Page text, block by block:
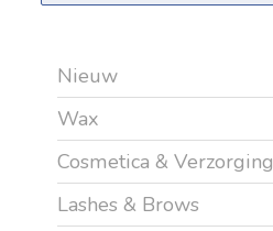
Nieuw
Wax
Cosmetica & Verzorging
Lashes & Brows